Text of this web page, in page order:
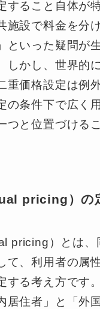
すること自体が
施設で料金を分
といった疑問が
しかし、世界的
重価格設定は例
の条件下で広く
つと位置づける
pricing）の
pricing）とは、
て、利用者の属
する考え方です
居住者」と「外